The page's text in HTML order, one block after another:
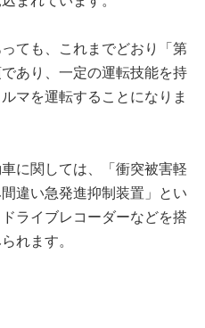
ても、これまでどおり「第
あり、一定の運転技能を持
マを運転することになりま
に関しては、「衝突被害軽
違い急発進抑制装置」とい
ライブレコーダーなどを搭
れます。